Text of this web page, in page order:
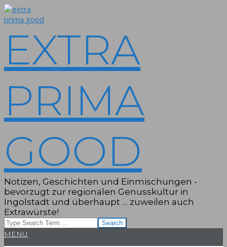
Skip
to
EXTRA
PRIMA
GOOD
Notizen, Geschichten und Einmischungen -
bevorzugt zur regionalen Genusskultur in
Ingolstadt und überhaupt … zuweilen auch
Extrawürste!
Search
Primary
MENU